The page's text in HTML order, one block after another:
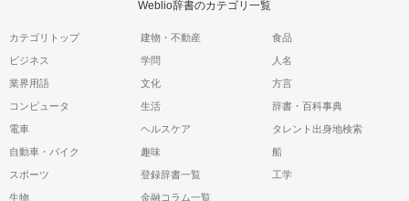
Weblio辞書のカテゴリ一覧
カテゴリトップ 建物・不動産 食品
ビジネス 学問 人名
業界用語 文化 方言
コンピュータ 生活 辞書・百科事典
電車 ヘルスケア タレント出身地検索
自動車・バイク 趣味 船
スポーツ 登録辞書一覧 工学
生物 金融コラム一覧